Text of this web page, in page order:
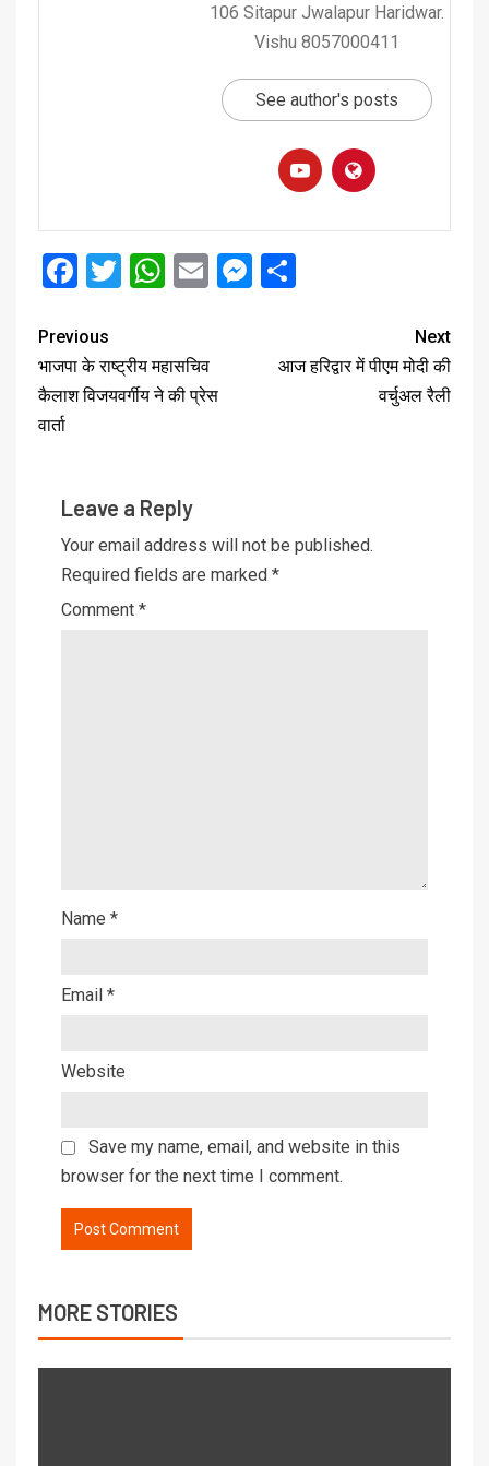
106 Sitapur Jwalapur Haridwar.
Vishu 8057000411
See author's posts
Facebook
Twitter
WhatsApp
EmailMessenger
Previous
भाजपा के राष्ट्रीय महासचिव
कैलाश विजयवर्गीय ने की प्रेस
वार्ता
Next
आज हरिद्वार में पीएम मोदी की
वर्चुअल रैली
Leave a Reply
Your email address will not be published.
Required fields are marked *
Comment *
Name *
Email *
Website
Save my name, email, and website in this
browser for the next time I comment.
MORE STORIES